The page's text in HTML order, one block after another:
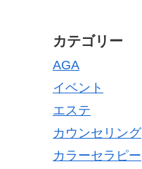
カテゴリー
AGA
イベント
エステ
カウンセリング
カラーセラピー